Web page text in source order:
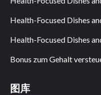
Health-Focused Dishes
Health-Focused Dishes
Bonus zum Gehalt
图库